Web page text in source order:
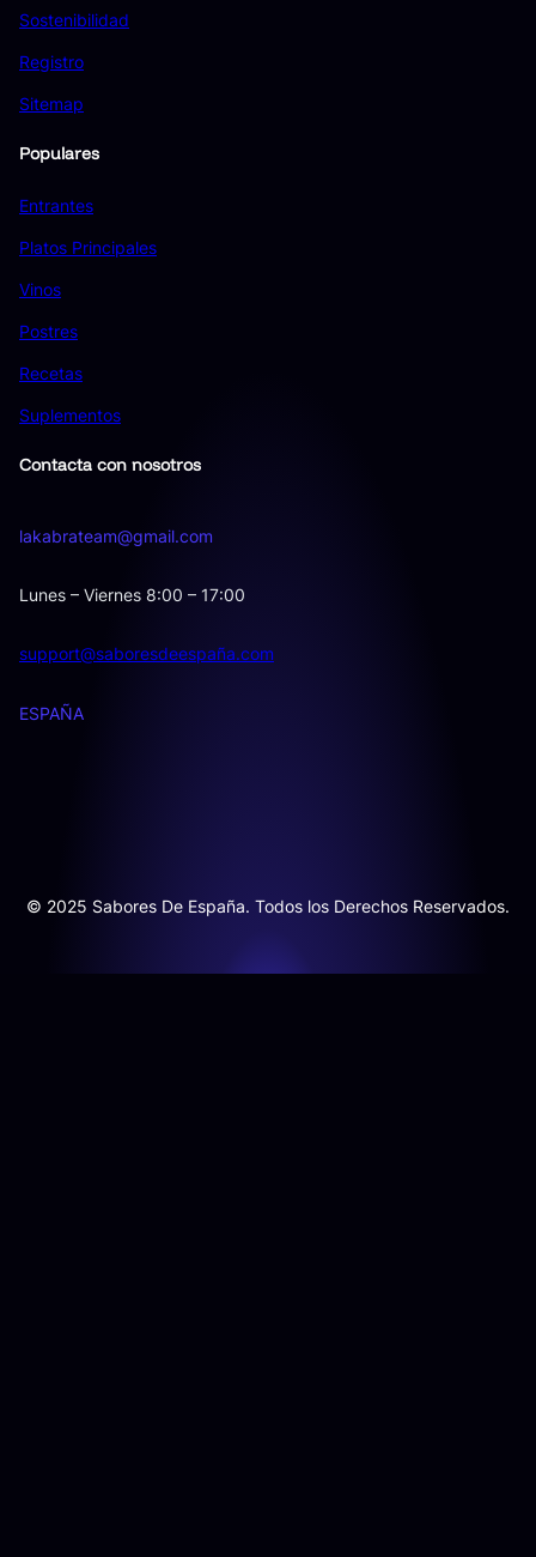
Sostenibilidad
Registro
Sitemap
Populares
Entrantes
Platos Principales
Vinos
Postres
Recetas
Suplementos
Contacta con nosotros
lakabrateam@gmail.com
Lunes – Viernes 8:00 – 17:00
support@saboresdeespaña.com
ESPAÑA
© 2025 Sabores De España. Todos los Derechos Reservados.